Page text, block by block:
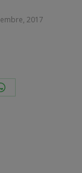
2017
Share